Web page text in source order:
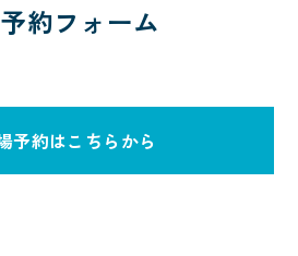
約フォーム
予約はこちらから